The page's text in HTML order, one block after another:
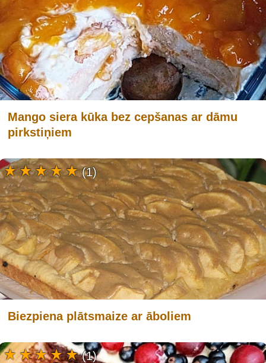
Mango siera kūka bez cepšanas ar dāmu
pirkstiņiem
Biezpiena plātsmaize ar āboliem
(1)
(1)